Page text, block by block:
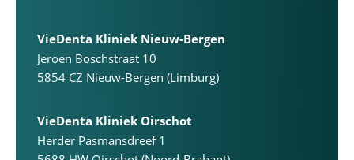
VieDenta Kliniek Nieuw-Bergen
Jeroen Boschstraat 10
5854 CZ Nieuw-Bergen (Limburg)
VieDenta Kliniek Oirschot
Herder Pasmansdreef 1